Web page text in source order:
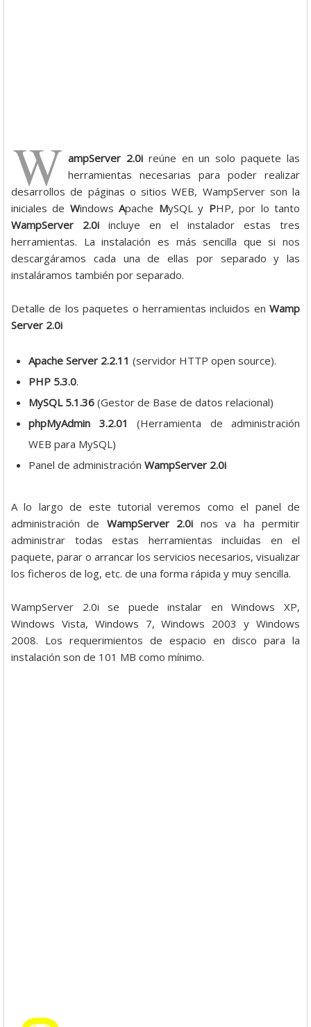
W ampServer 2.0ireúne en un solo paquete las
herramientas necesarias para poder realizar
desarrollos de páginas o sitios WEB, WampServer son la
iniciales de WindowsApache MySQL y PHP, por lo tanto
WampServer 2.0i incluye en el instalador estas tres
herramientas. La instalación es más sencilla que si nos
descargáramos cada una de ellas por separado y las
instaláramos también por separado.
Detalle de los paquetes o herramientas incluidos en Wamp
Server 2.0i
Apache Server 2.2.11 (servidor HTTP open source).
PHP 5.3.0.
MySQL 5.1.36 (Gestor de Base de datos relacional)
phpMyAdmin 3.2.01
(Herramienta de administración
WEB para MySQL)
Panel de administración WampServer 2.0i
A lo largo de este tutorial veremos como el panel de
administración de WampServer 2.0i nos va ha permitir
administrar todas estas herramientas incluidas en el
paquete, parar o arrancar los servicios necesarios, visualizar
los ficheros de log, etc. de una forma rápida y muy sencilla.
WampServer 2.0i se puede instalar en Windows XP,
Windows Vista, Windows 7, Windows 2003 y Windows
2008. Los requerimientos de espacio en disco para la
instalación son de 101 MB como mínimo.